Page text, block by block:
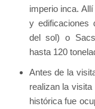
imperio inca.
y edificaciones
del sol) o
hasta 120
Antes de la
realizan la
histórica fue